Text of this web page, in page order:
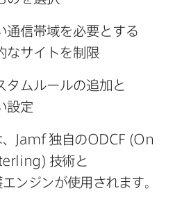
通信帯域を​必要と​する​
な​サイトを​制限
タムルールの​追加と​
設定
Jamf独自のODCF (On
) 技術と​
ンジンが​使用されます。